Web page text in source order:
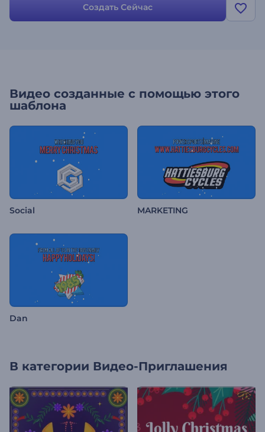
Создать Сейчас
Видео созданные с помощью этого
шаблона
Social MARKETING
Dan
В категории Видео-Приглашения